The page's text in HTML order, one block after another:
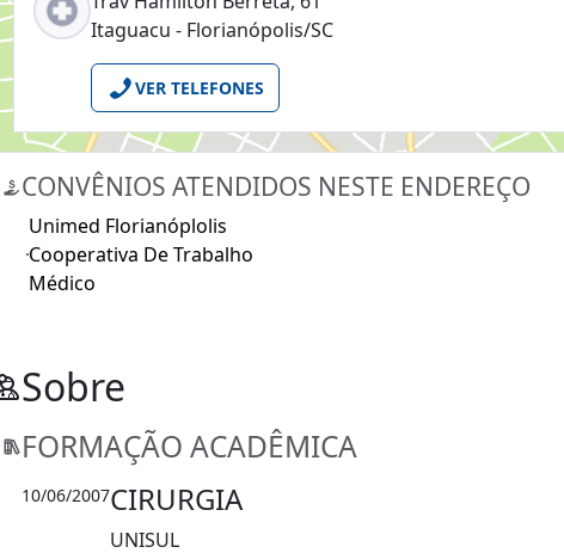
Itaguacu - Florianópolis/SC
VER TELEFONES
CONVÊNIOS ATENDIDOS NESTE ENDEREÇO
Unimed Florianóplolis
Cooperativa De Trabalho
Médico
Sobre
FORMAÇÃO ACADÊMICA
10/06/2007CIRURGIA
UNISUL